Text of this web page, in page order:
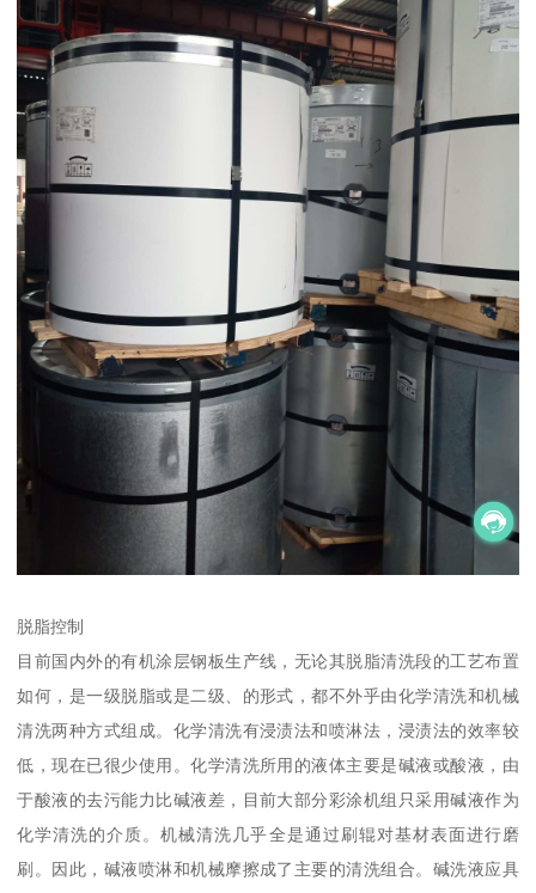
脱脂控制
目前国内外的有机涂层钢板生产线，无论其脱脂清洗段的工艺布置
如何，是一级脱脂或是二级、的形式，都不外乎由化学清洗和机械
清洗两种方式组成。化学清洗有浸渍法和喷淋法，浸渍法的效率较
低，现在已很少使用。化学清洗所用的液体主要是碱液或酸液，由
于酸液的去污能力比碱液差，目前大部分彩涂机组只采用碱液作为
化学清洗的介质。机械清洗几乎全是通过刷辊对基材表面进行磨
刷。因此，碱液喷淋和机械摩擦成了主要的清洗组合。碱洗液应具